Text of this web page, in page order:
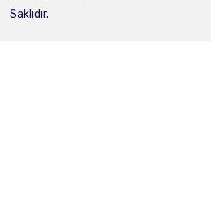
Saklıdır.